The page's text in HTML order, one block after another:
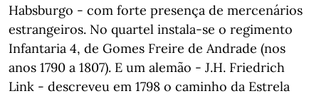
Habsburgo - com forte presença de mercenários
estrangeiros. No quartel instala-se o regimento
Infantaria 4, de Gomes Freire de Andrade (nos
anos 1790 a 1807). E um alemão - J.H. Friedrich
Link - descreveu em 1798 o caminho da Estrela